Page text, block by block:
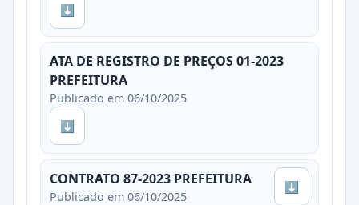
⬇
ATA DE REGISTRO DE PREÇOS 01-2023
PREFEITURA
Publicado em 06/10/2025
⬇
CONTRATO 87-2023 PREFEITURA
Publicado em 06/10/2025
⬇